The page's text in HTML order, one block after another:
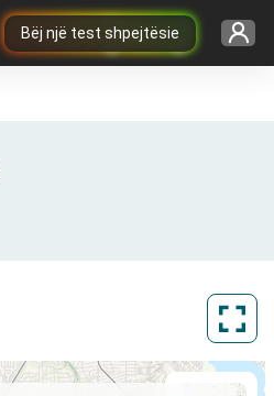
Bëj një test shpejtësie